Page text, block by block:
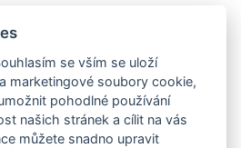
se vším se uloží
marketingové soubory cookie,
pohodlné používání
našich stránek a cílit na vás
můžete snadno upravit